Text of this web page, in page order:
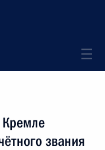
Кремле
звания